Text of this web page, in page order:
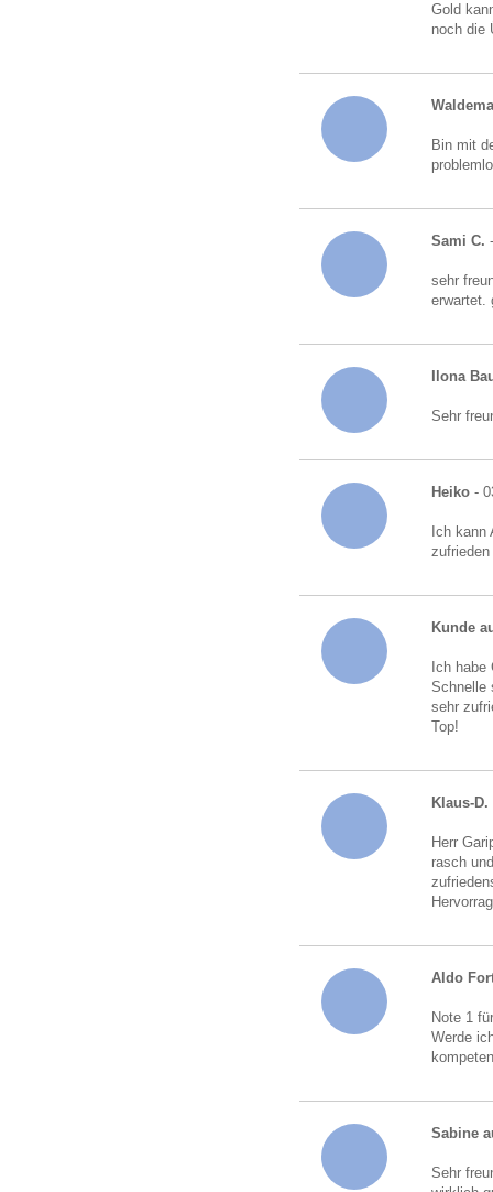
Gold
noch die
Bin mit
Sami C.
sehr
erwartet.
Ilona
Sehr
Heiko -
Ich
Kunde
Ich
Schnelle
sehr
Top!
Klaus-D.
Herr
rasch
Aldo
Note 1
Werde
Sabine
Sehr